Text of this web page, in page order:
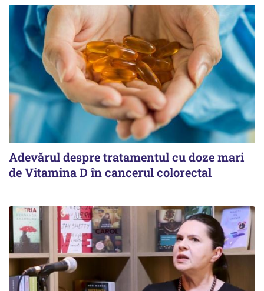
Adevărul despre tratamentul cu doze mari
de Vitamina D în cancerul colorectal